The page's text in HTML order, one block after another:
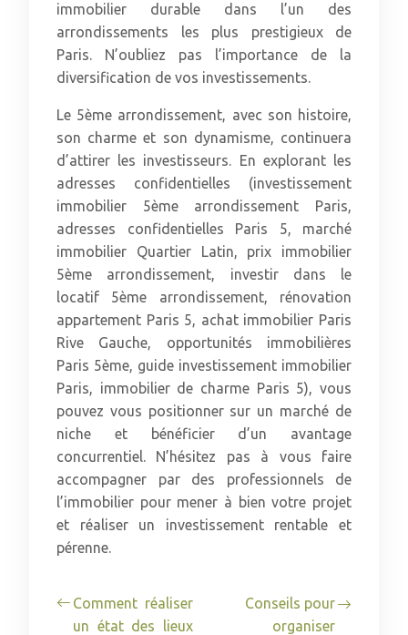
immobilier durable dans l’un des
arrondissements les plus prestigieux de
Paris. N’oubliez pas l’importance de la
diversification de vos investissements.
Le 5ème arrondissement, avec son histoire,
son charme et son dynamisme, continuera
d’attirer les investisseurs. En explorant les
adresses confidentielles (investissement
immobilier 5ème arrondissement Paris,
adresses confidentielles Paris 5, marché
immobilier Quartier Latin, prix immobilier
5ème arrondissement, investir dans le
locatif 5ème arrondissement, rénovation
appartement Paris 5, achat immobilier Paris
Rive Gauche, opportunités immobilières
Paris 5ème, guide investissement immobilier
Paris, immobilier de charme Paris 5), vous
pouvez vous positionner sur un marché de
niche et bénéficier d’un avantage
concurrentiel. N’hésitez pas à vous faire
accompagner par des professionnels de
l’immobilier pour mener à bien votre projet
et réaliser un investissement rentable et
pérenne.
Comment réaliser
un état des lieux
Conseils pour
organiser